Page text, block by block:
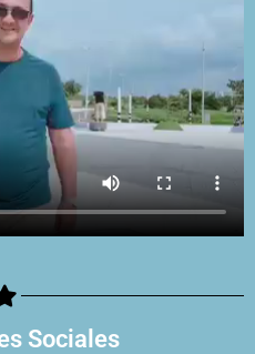
Sociales